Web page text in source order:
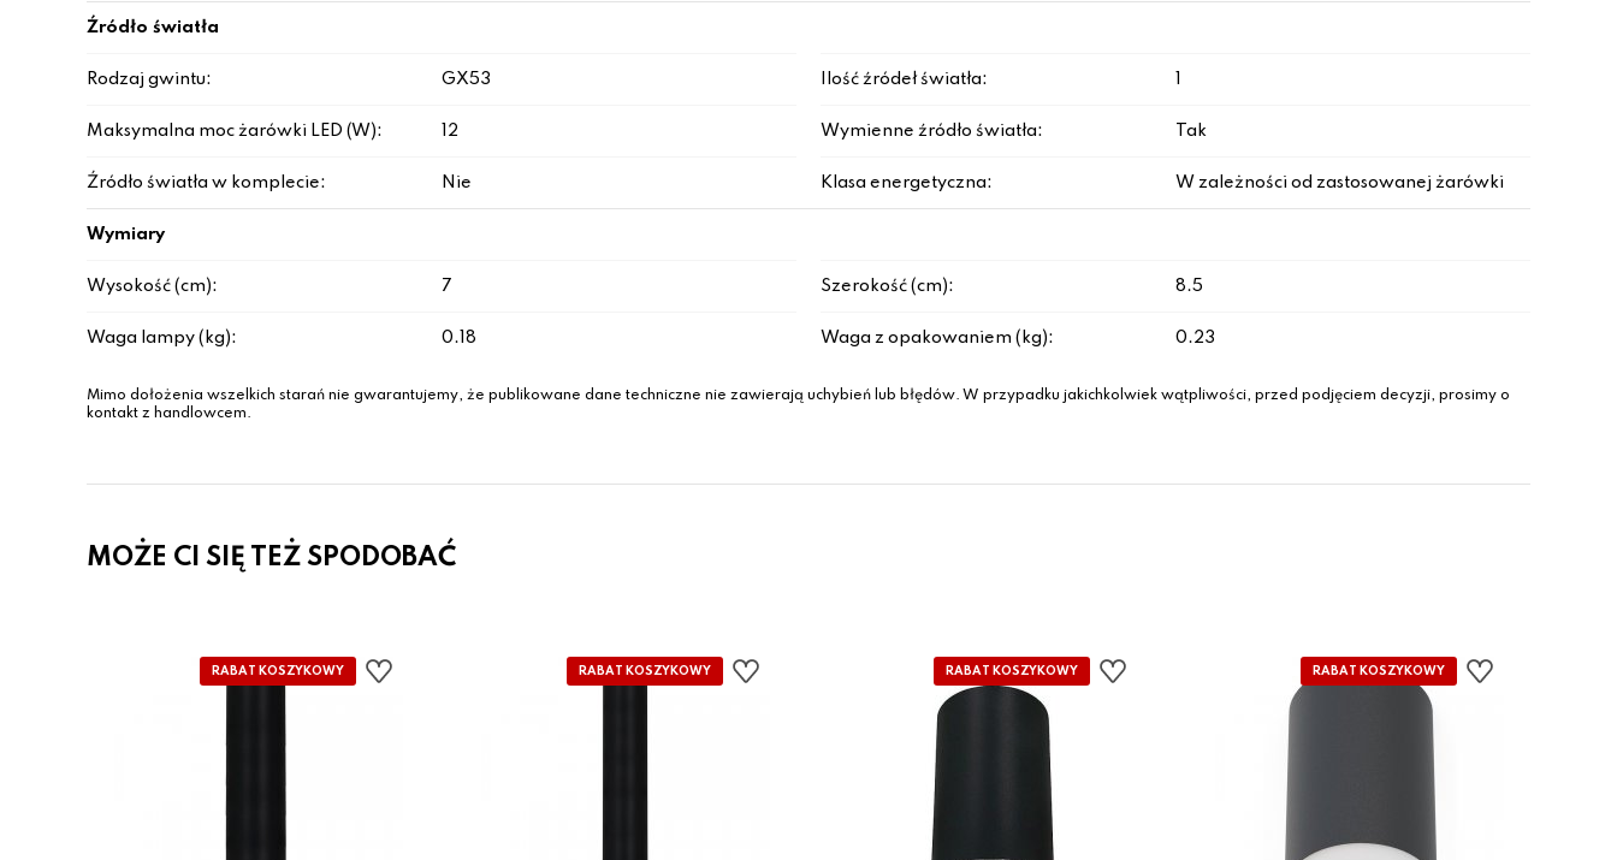
Źródło światła
Rodzaj gwintu: GX53 Ilość źródeł światła:
Maksymalna moc żarówki LED (W): 12 Wymienne źródło światła: Tak
Źródło światła w komplecie: Nie Klasa energetyczna: W zależności od zastosowanej żarówki
Wymiary
Wysokość (cm): 7 Szerokość (cm): 8.5
Waga lampy (kg): 0.18 Waga z opakowaniem (kg): 0.23
Mimo dołożenia wszelkich starań nie gwarantujemy, że publikowane dane techniczne nie zawierają uchybień lub błędów. W przypadku jakichkolwiek wątpliwości, przed podjęciem decyzji, prosimy o
kontakt z handlowcem.
MOŻE CI SIĘ TEŻ SPODOBAĆ